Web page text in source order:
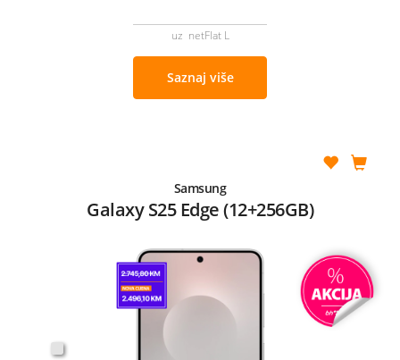
uz netFlat L
Saznaj više
Samsung
Galaxy S25 Edge (12+256GB)